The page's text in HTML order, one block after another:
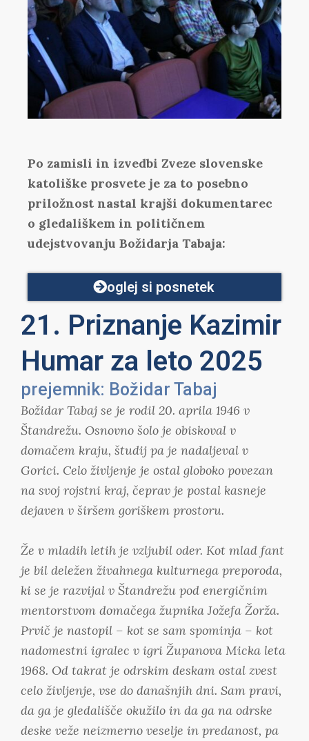
21. Priznanje Kazimir
Humar za leto 2025
prejemnik: Božidar Tabaj
Božidar Tabaj se je rodil 20. aprila 1946 v
Štandrežu. Osnovno šolo je obiskoval v
domačem kraju, študij pa je nadaljeval v
Gorici. Celo življenje je ostal globoko povezan
na svoj rojstni kraj, čeprav je postal kasneje
dejaven v širšem goriškem prostoru.
Že v mladih letih je vzljubil oder. Kot mlad fant
je bil deležen živahnega kulturnega preporoda,
ki se je razvijal v Štandrežu pod energičnim
mentorstvom domačega župnika Jožefa Žorža.
Prvič je nastopil – kot se sam spominja – kot
nadomestni igralec v igri Županova Micka leta
1968. Od takrat je odrskim deskam ostal zvest
celo življenje, vse do današnjih dni. Sam pravi,
da ga je gledališče okužilo in da ga na odrske
deske veže neizmerno veselje in predanost, pa
Po zamisli in izvedbi Zveze slovenske
katoliške prosvete je za to posebno
priložnost nastal krajši dokumentarec
o gledališkem in političnem
udejstvovanju Božidarja Tabaja:
oglej si posnetek